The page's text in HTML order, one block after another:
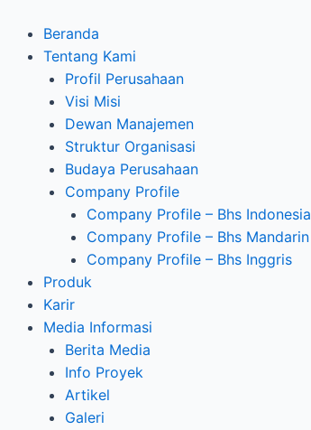
konten
Beranda
Tentang Kami
Profil Perusahaan
Visi Misi
Dewan Manajemen
Struktur Organisasi
Budaya Perusahaan
Company Profile
Company Profile – Bhs Indonesia
Company Profile – Bhs Mandarin
Company Profile – Bhs Inggris
Produk
Karir
Media Informasi
Berita Media
Info Proyek
Artikel
Galeri